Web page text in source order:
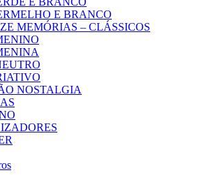
E BRANCO
MEMÓRIAS – CLÁSSICOS
NOSTALGIA